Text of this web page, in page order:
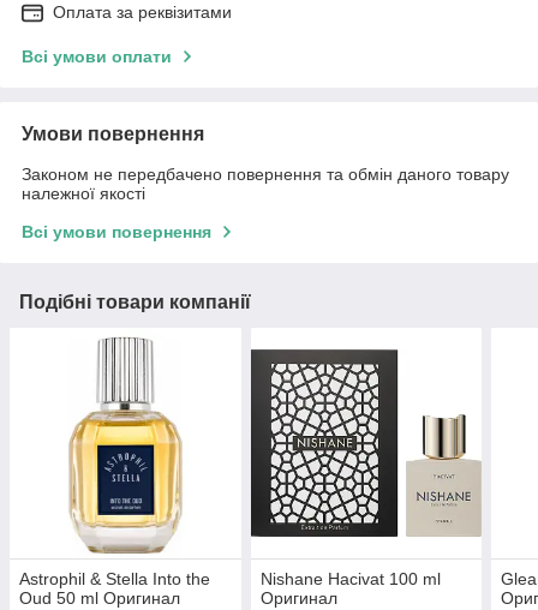
Оплата за реквізитами
Всі умови оплати
Умови повернення
Законом не передбачено повернення та обмін даного товару
належної якості
Всі умови повернення
Подібні товари компанії
Astrophil & Stella Into the
Oud 50 ml Оригинал
Nishane Hacivat 100 ml
Оригинал